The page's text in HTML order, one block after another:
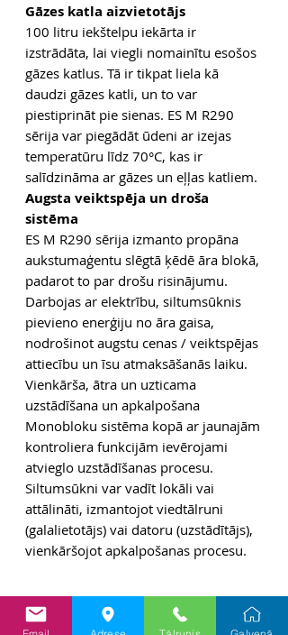
Gāzes katla aizvietotājs
100 litru iekštelpu iekārta ir
izstrādāta, lai viegli nomainītu esošos
gāzes katlus. Tā ir tikpat liela kā
daudzi gāzes katli, un to var
piestiprināt pie sienas. ES M R290
sērija var piegādāt ūdeni ar izejas
temperatūru līdz 70°C, kas ir
salīdzināma ar gāzes un eļļas katliem.
Augsta veiktspēja un droša
sistēma
ES M R290 sērija izmanto propāna
aukstumaģentu slēgtā ķēdē āra blokā,
padarot to par drošu risinājumu.
Darbojas ar elektrību, siltumsūknis
pievieno enerģiju no āra gaisa,
nodrošinot augstu cenas / veiktspējas
attiecību un īsu atmaksāšanās laiku.
Vienkārša, ātra un uzticama
uzstādīšana un apkalpošana
Monobloku sistēma kopā ar jaunajām
kontroliera funkcijām ievērojami
atvieglo uzstādīšanas procesu.
Siltumsūkni var vadīt lokāli vai
attālināti, izmantojot viedtālruni
(galalietotājs) vai datoru (uzstādītājs),
vienkāršojot apkalpošanas procesu.
Papildus info